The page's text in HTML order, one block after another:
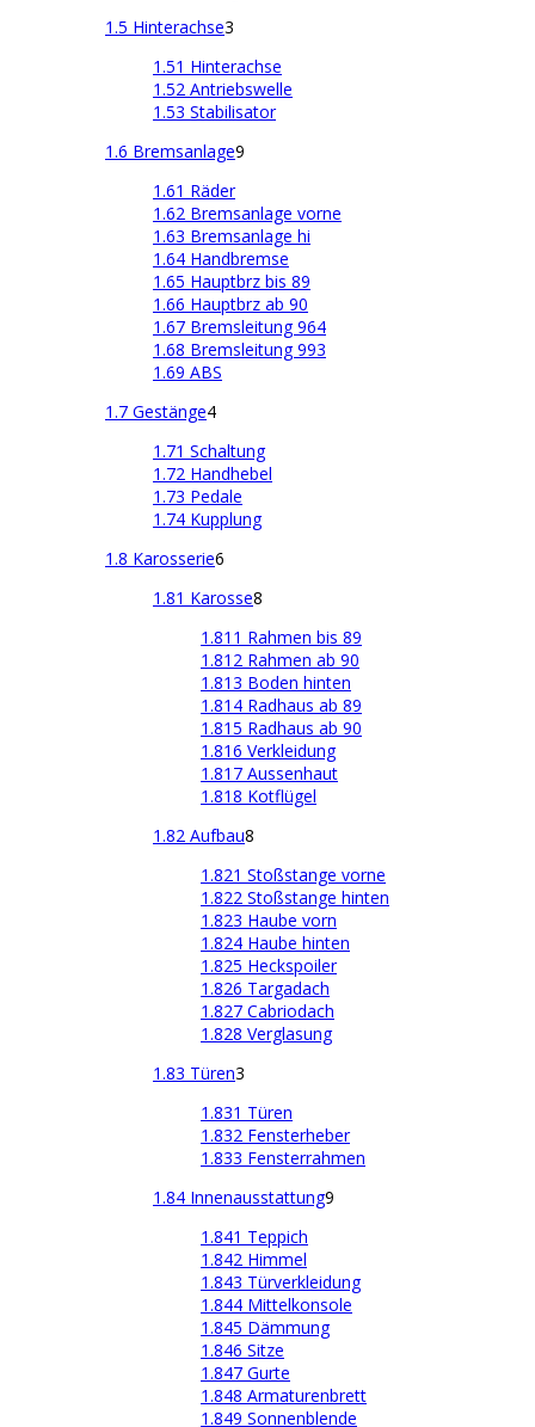
1.5 Hinterachse3
1.51 Hinterachse
1.52 Antriebswelle
1.53 Stabilisator
1.6 Bremsanlage9
1.61 Räder
1.62 Bremsanlage vorne
1.63 Bremsanlage hi
1.64 Handbremse
1.65 Hauptbrz bis 89
1.66 Hauptbrz ab 90
1.67 Bremsleitung 964
1.68 Bremsleitung 993
1.69 ABS
1.7 Gestänge4
1.71 Schaltung
1.72 Handhebel
1.73 Pedale
1.74 Kupplung
1.8 Karosserie6
1.81 Karosse8
1.811 Rahmen bis 89
1.812 Rahmen ab 90
1.813 Boden hinten
1.814 Radhaus ab 89
1.815 Radhaus ab 90
1.816 Verkleidung
1.817 Aussenhaut
1.818 Kotflügel
1.82 Aufbau8
1.821 Stoßstange vorne
1.822 Stoßstange hinten
1.823 Haube vorn
1.824 Haube hinten
1.825 Heckspoiler
1.826 Targadach
1.827 Cabriodach
1.828 Verglasung
1.83 Türen3
1.831 Türen
1.832 Fensterheber
1.833 Fensterrahmen
1.84 Innenausstattung9
1.841 Teppich
1.842 Himmel
1.843 Türverkleidung
1.844 Mittelkonsole
1.845 Dämmung
1.846 Sitze
1.847 Gurte
1.848 Armaturenbrett
1.849 Sonnenblende